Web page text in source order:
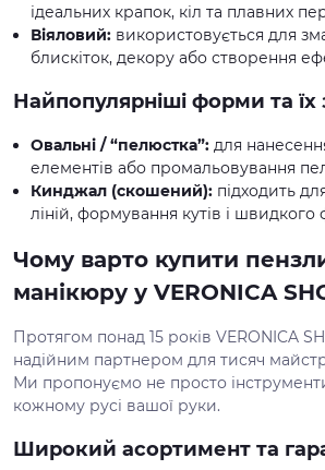
ідеальних крапок, кіл та плавних
Віяловий: використовується для
блискіток, декору або створення
Найпопулярніші форми та їх
Овальні / “пелюстка”: для
елементів або промальовування
Кинджал (скошений): підходить
ліній, формування кутів і швидкого
Чому варто купити
манікюру у VERONICA
Протягом понад 15 років VERONICA
надійним партнером для тисяч
Ми пропонуємо не просто
кожному русі вашої руки.
Широкий асортимент та